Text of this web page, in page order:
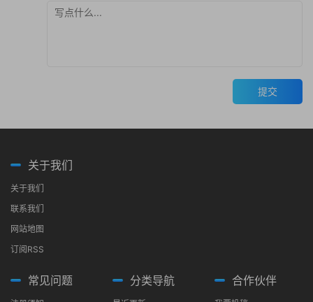
提交
关于我们
关于我们
联系我们
网站地图
订阅RSS
常见问题 分类导航 合作伙伴